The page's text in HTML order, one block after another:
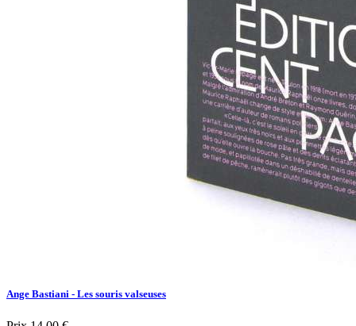
Ange Bastiani - Les souris valseuses